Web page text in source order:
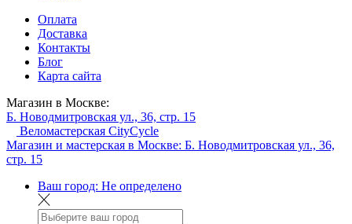
Оплата
Доставка
Контакты
Блог
Карта сайта
Магазин в Москве:
Б. Новодмитровская ул., 36, стр. 15
Веломастерская CityCycle
Магазин и мастерская в Москве: Б. Новодмитровская ул., 36,
стр. 15
Ваш город: Не определено